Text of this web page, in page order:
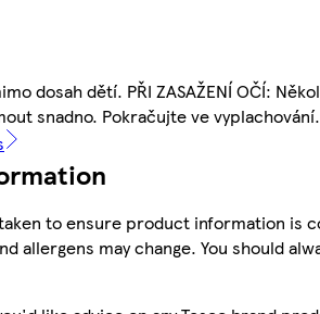
dosah dětí. PŘI ZASAŽENÍ OČÍ:
snadno. Pokračujte ve
to ensure product information
allergens may change. You should